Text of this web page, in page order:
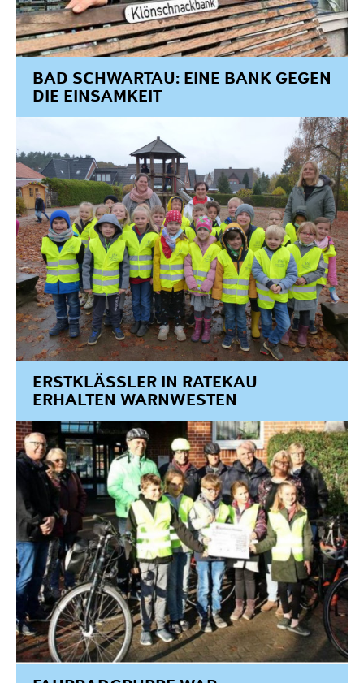
BAD SCHWARTAU: EINE BANK GEGEN
DIE EINSAMKEIT
ERSTKLÄSSLER IN RATEKAU
ERHALTEN WARNWESTEN